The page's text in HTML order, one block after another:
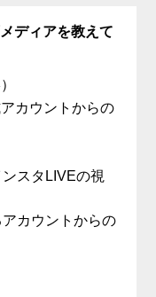
ディアを教えて
カウントからの
スタLIVEの視
カウントからの